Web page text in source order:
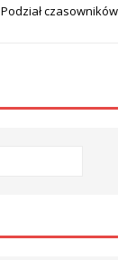
Podział czasowników